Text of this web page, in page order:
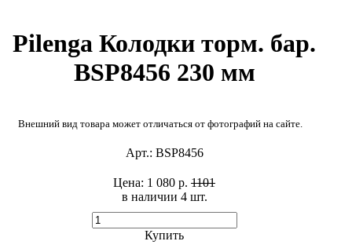
Pilenga Колодки торм. бар.
BSP8456 230 мм
Внешний вид товара может отличаться от фотографий на сайте.
Арт.: BSP8456
в наличии 4 шт. ​
Цена: 1 080 р. 1101
Купить